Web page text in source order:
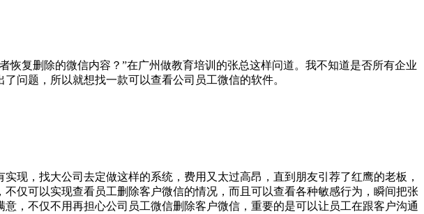
复删除的微信内容？”在广州做教育培训的张总这样问道。我不知道是否所有企业
问题，所以就想找一款可以查看公司员工微信的软件。
现，找大公司去定做这样的系统，费用又太过高昂，直到朋友引荐了红鹰的老板，
仅可以实现查看员工删除客户微信的情况，而且可以查看各种敏感行为，瞬间把张
，不仅不用再担心公司员工微信删除客户微信，重要的是可以让员工在跟客户沟通